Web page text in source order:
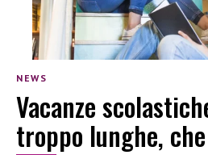
NEWS
Vacanze
troppo lunghe,